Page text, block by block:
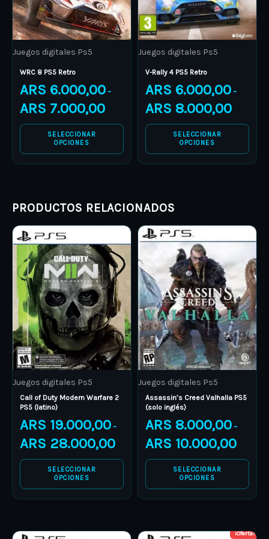
Juegos digitales Ps5
WRC 8 PS5 Retro
ARS 6.000,00 –
ARS 7.000,00
SELECCIONAR
OPCIONES
options
may
be
chosen
on
the
product
page
Juegos digitales Ps5
V-Rally 4 PS5 Retro
ARS 6.000,00 –
ARS 8.000,00
SELECCIONAR
OPCIONES
options
may
be
chosen
on
the
product
page
PRODUCTOS RELACIONADOS
Juegos digitales Ps5
Call of Duty Modern Warfare 2
PS5 (latino)
ARS 19.000,00 –
ARS 28.000,00
Price
ARS 19.000,00
through
ARS 28.000,00
SELECCIONAR
OPCIONES
This
product
has
multiple
variants.
The
options
may
be
chosen
on
the
product
Juegos digitales Ps5
Assassin’s Creed Valhalla PS5
(solo inglés)
ARS 8.000,00 –
ARS 10.000,00
range:
through
ARS
SELECCIONAR
OPCIONES
This
product
has
multiple
variants.
The
options
may
be
chosen
on
the
product
¡Oferta!
Price